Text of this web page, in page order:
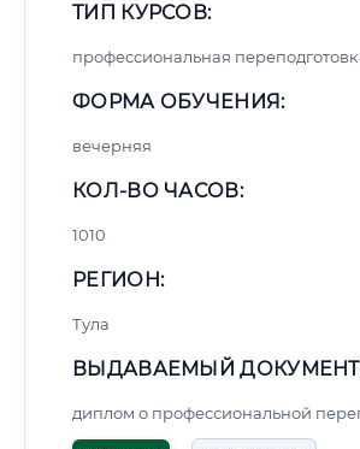
ТИП КУРСОВ:
профессиональная
ФОРМА ОБУЧЕНИЯ:
вечерняя
КОЛ-ВО ЧАСОВ:
1010
РЕГИОН:
Тула
ВЫДАВАЕМЫЙ
диплом о профессиональной